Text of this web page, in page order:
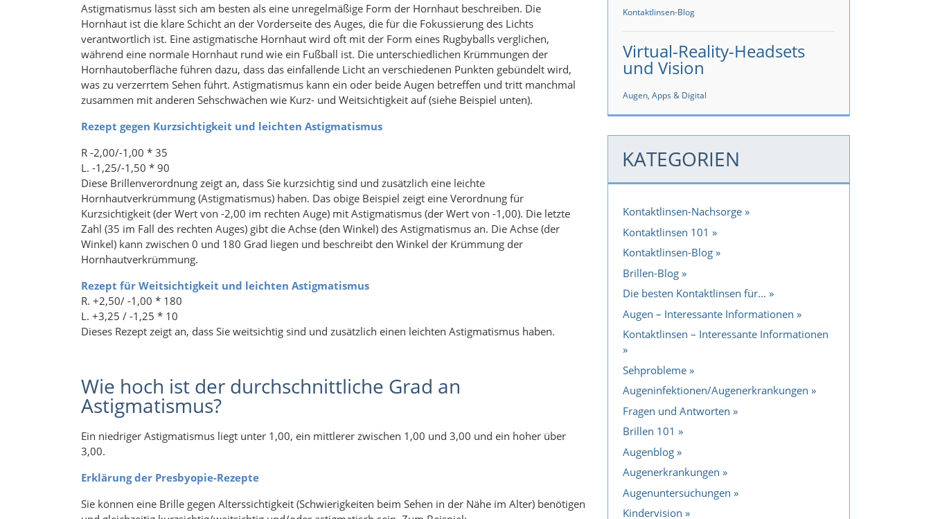
Astigmatismus lässt sich am besten als eine unregelmäßige Form der Hornhaut beschreiben. Die
Hornhaut ist die klare Schicht an der Vorderseite des Auges, die für die Fokussierung des Lichts
verantwortlich ist. Eine astigmatische Hornhaut wird oft mit der Form eines Rugbyballs verglichen,
während eine normale Hornhaut rund wie ein Fußball ist. Die unterschiedlichen Krümmungen der
Hornhautoberfläche führen dazu, dass das einfallende Licht an verschiedenen Punkten gebündelt wird,
was zu verzerrtem Sehen führt. Astigmatismus kann ein oder beide Augen betreffen und tritt manchmal
zusammen mit anderen Sehschwächen wie Kurz- und Weitsichtigkeit auf (siehe Beispiel unten).
Rezept gegen Kurzsichtigkeit und leichten Astigmatismus
R -2,00/-1,00 * 35
L. -1,25/-1,50 * 90
Diese Brillenverordnung zeigt an, dass Sie kurzsichtig sind und zusätzlich eine leichte
Hornhautverkrümmung (Astigmatismus) haben. Das obige Beispiel zeigt eine Verordnung für
Kurzsichtigkeit (der Wert von -2,00 im rechten Auge) mit Astigmatismus (der Wert von -1,00). Die letzte
Zahl (35 im Fall des rechten Auges) gibt die Achse (den Winkel) des Astigmatismus an. Die Achse (der
Winkel) kann zwischen 0 und 180 Grad liegen und beschreibt den Winkel der Krümmung der
Hornhautverkrümmung.
Rezept für Weitsichtigkeit und leichten Astigmatismus
R. +2,50/ -1,00 * 180
L. +3,25 / -1,25 * 10
Dieses Rezept zeigt an, dass Sie weitsichtig sind und zusätzlich einen leichten Astigmatismus haben.
Wie hoch ist der durchschnittliche Grad an
Astigmatismus?
Ein niedriger Astigmatismus liegt unter 1,00, ein mittlerer zwischen 1,00 und 3,00 und ein hoher über
3,00.
Erklärung der Presbyopie-Rezepte
Sie können eine Brille gegen Alterssichtigkeit (Schwierigkeiten beim Sehen in der Nähe im Alter) benötigen
Kontaktlinsen-Blog
Virtual-Reality-Headsets
und Vision
Augen, Apps & Digital
KATEGORIEN
Kontaktlinsen-Nachsorge
Kontaktlinsen 101
Kontaktlinsen-Blog
Brillen-Blog
Die besten Kontaktlinsen für...
Augen – Interessante Informationen
Kontaktlinsen – Interessante Informationen
Sehprobleme
Augeninfektionen/Augenerkrankungen
Fragen und Antworten
Brillen 101
Augenblog
Augenerkrankungen
Augenuntersuchungen
Kindervision